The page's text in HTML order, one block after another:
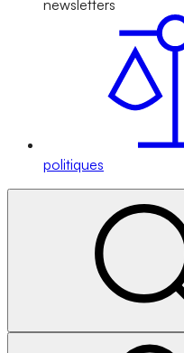
newsletters
politiques